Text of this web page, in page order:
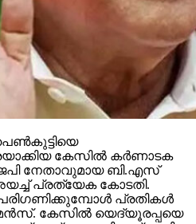
കേസില്‍ കര്‍ണാടക
നേതാവുമായ ബി.എസ്
പ്രത്യേക കോടതി.
പ്രതികള്‍
കേസില്‍ യെദ്യൂരപ്പയെ